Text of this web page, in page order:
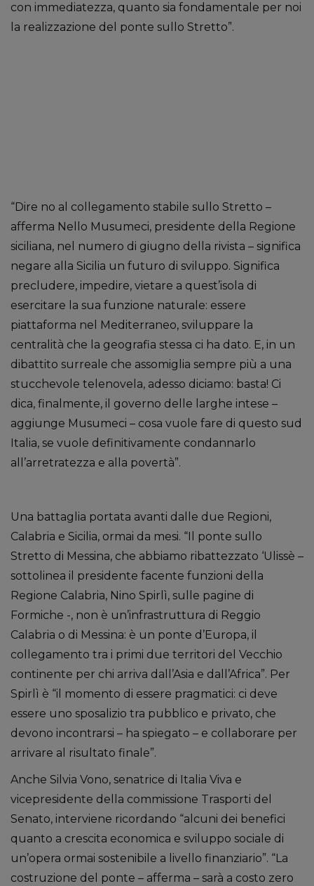
con immediatezza, quanto sia fondamentale per noi
la realizzazione del ponte sullo Stretto”.
“Dire no al collegamento stabile sullo Stretto –
afferma Nello Musumeci, presidente della Regione
siciliana, nel numero di giugno della rivista – significa
negare alla Sicilia un futuro di sviluppo. Significa
precludere, impedire, vietare a quest’isola di
esercitare la sua funzione naturale: essere
piattaforma nel Mediterraneo, sviluppare la
centralità che la geografia stessa ci ha dato. E, in un
dibattito surreale che assomiglia sempre più a una
stucchevole telenovela, adesso diciamo: basta! Ci
dica, finalmente, il governo delle larghe intese –
aggiunge Musumeci – cosa vuole fare di questo sud
Italia, se vuole definitivamente condannarlo
all’arretratezza e alla povertà”.
Una battaglia portata avanti dalle due Regioni,
Calabria e Sicilia, ormai da mesi. “Il ponte sullo
Stretto di Messina, che abbiamo ribattezzato ‘Ulissè –
sottolinea il presidente facente funzioni della
Regione Calabria, Nino Spirlì, sulle pagine di
Formiche -, non è un’infrastruttura di Reggio
Calabria o di Messina: è un ponte d’Europa, il
collegamento tra i primi due territori del Vecchio
continente per chi arriva dall’Asia e dall’Africa”. Per
Spirlì è “il momento di essere pragmatici: ci deve
essere uno sposalizio tra pubblico e privato, che
devono incontrarsi – ha spiegato – e collaborare per
arrivare al risultato finale”.
Anche Silvia Vono, senatrice di Italia Viva e
vicepresidente della commissione Trasporti del
Senato, interviene ricordando “alcuni dei benefici
quanto a crescita economica e sviluppo sociale di
un’opera ormai sostenibile a livello finanziario”. “La
costruzione del ponte – afferma – sarà a costo zero